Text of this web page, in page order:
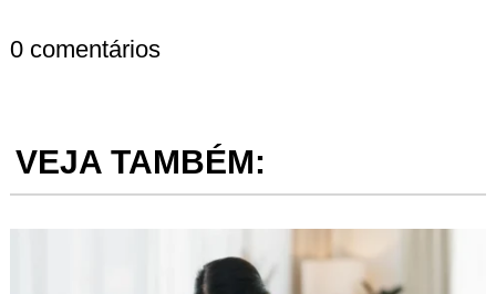
0 comentários
VEJA TAMBÉM: